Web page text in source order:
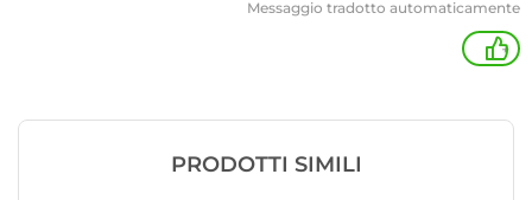
Messaggio tradotto automaticamente
+
PRODOTTI SIMILI